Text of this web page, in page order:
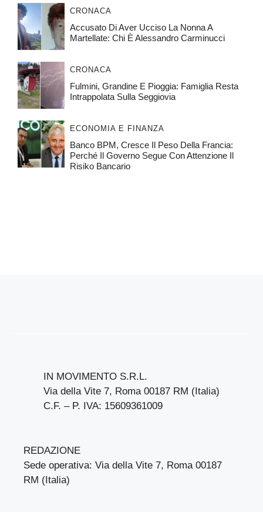
CRONACA
Accusato Di Aver Ucciso La Nonna A
Martellate: Chi È Alessandro Carminucci
CRONACA
Fulmini, Grandine E Pioggia: Famiglia Resta
Intrappolata Sulla Seggiovia
ECONOMIA E FINANZA
Banco BPM, Cresce Il Peso Della Francia:
Perché Il Governo Segue Con Attenzione Il
Risiko Bancario
IN MOVIMENTO S.R.L.
Via della Vite 7, Roma 00187 RM (Italia)
C.F. – P. IVA: 15609361009
REDAZIONE
Sede operativa: Via della Vite 7, Roma 00187
RM (Italia)